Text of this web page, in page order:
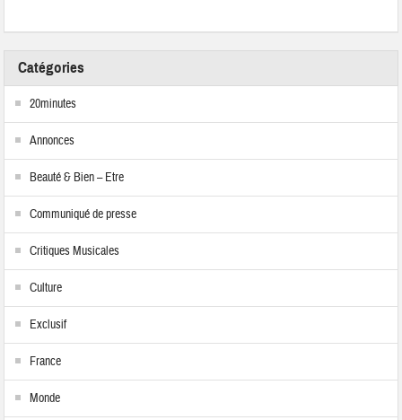
Catégories
20minutes
Annonces
Beauté & Bien – Etre
Communiqué de presse
Critiques Musicales
Culture
Exclusif
France
Monde